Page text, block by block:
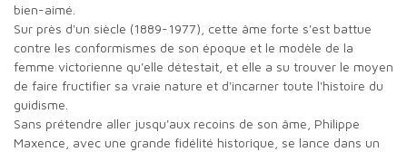
bien-aimé.
Sur près d'un siècle (1889-1977), cette âme forte s'est battue
contre les conformismes de son époque et le modèle de la
femme victorienne qu'elle détestait, et elle a su trouver le moyen
de faire fructifier sa vraie nature et d'incarner toute l'histoire du
guidisme.
Sans prétendre aller jusqu'aux recoins de son âme, Philippe
Maxence, avec une grande fidélité historique, se lance dans un